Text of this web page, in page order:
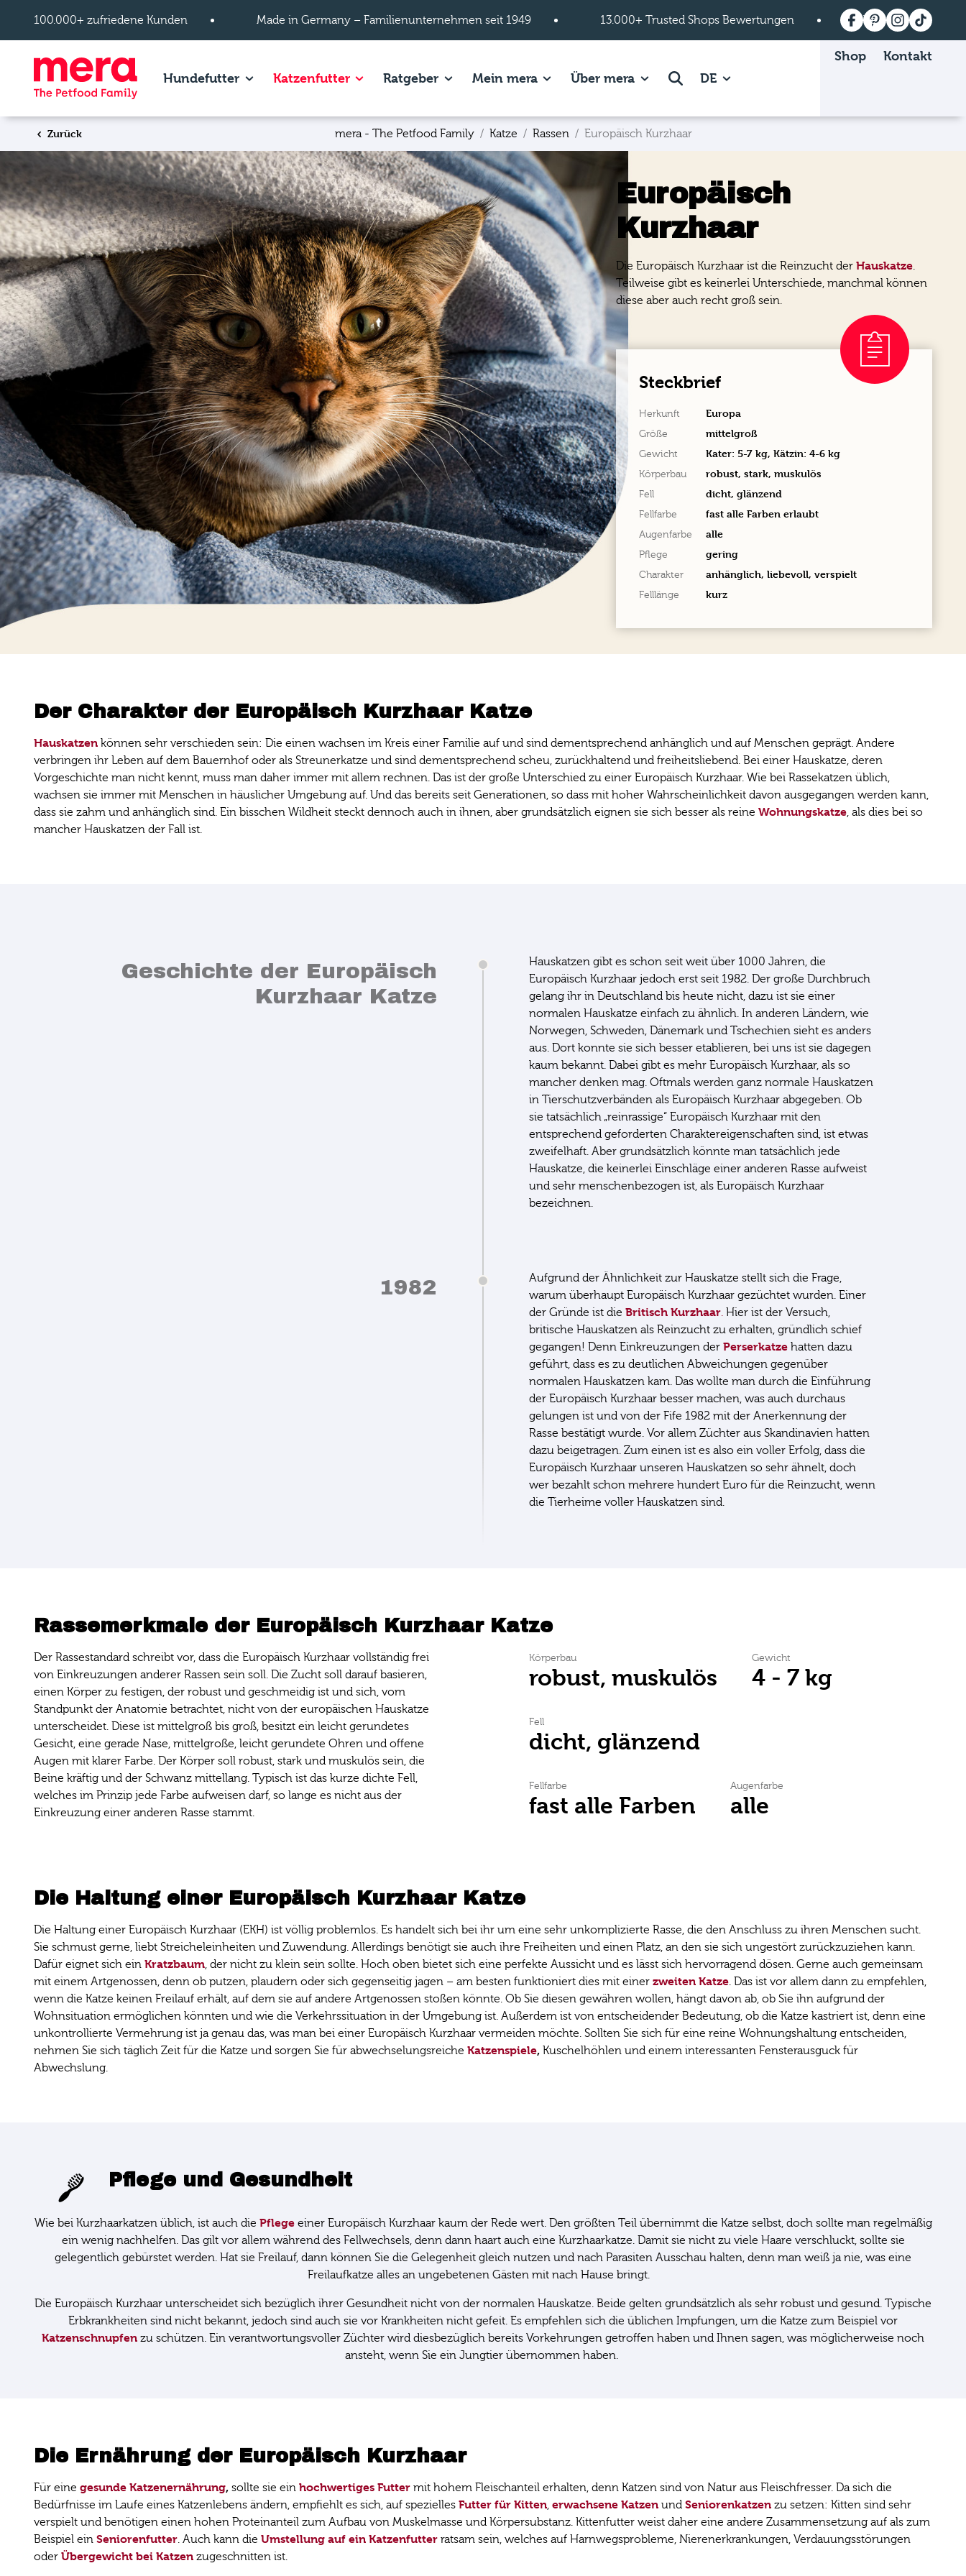
100.000+ zufriedene Kunden
Made in Germany – Familienunternehmen seit 1949 13.000+ Trusted Shops Bewertungen Versandkostenfrei
HundefutterShow subpages of Hundefutter page.
KatzenfutterShow subpages of Katzenfutter page.
RatgeberShow subpages of Ratgeber page.
Mein meraShow subpages of Mein mera page.
Über meraShow subpages of Über mera page.
Suche DE
Shop Kontakt
Zurück mera - The Petfood Family Katze Rassen Europäisch Kurzhaar
Europäisch
Kurzhaar
Die Europäisch Kurzhaar ist die Reinzucht der Hauskatze
Teilweise gibt es keinerlei Unterschiede, manchmal können
diese aber auch recht groß sein.
Steckbrief
Herkunft Europa
Größe mittelgroß
Gewicht Kater: 5-7 kg, Kätzin: 4-6 kg
Körperbau robust, stark, muskulös
Fell dicht, glänzend
Fellfarbe fast alle Farben erlaubt
Augenfarbe alle
Pflege gering
Charakter anhänglich, liebevoll, verspielt
Felllänge kurz
Der Charakter der Europäisch Kurzhaar Katze
Hauskatzen können sehr verschieden sein: Die einen wachsen im Kreis einer Familie auf und sind dementsprechend anhänglich und auf Menschen geprägt. Andere
verbringen ihr Leben auf dem Bauernhof oder als Streunerkatze und sind dementsprechend scheu, zurückhaltend und freiheitsliebend. Bei einer Hauskatze, deren
Vorgeschichte man nicht kennt, muss man daher immer mit allem rechnen. Das ist der große Unterschied zu einer Europäisch Kurzhaar. Wie bei Rassekatzen üblich,
wachsen sie immer mit Menschen in häuslicher Umgebung auf. Und das bereits seit Generationen, so dass mit hoher Wahrscheinlichkeit davon ausgegangen werden kann,
dass sie zahm und anhänglich sind. Ein bisschen Wildheit steckt dennoch auch in ihnen, aber grundsätzlich eignen sie sich besser als reine Wohnungskatze , als dies bei so
mancher Hauskatzen der Fall ist.
Geschichte der Europäisch
Kurzhaar Katze
Hauskatzen gibt es schon seit weit über 1000 Jahren, die
Europäisch Kurzhaar jedoch erst seit 1982. Der große Durchbruch
gelang ihr in Deutschland bis heute nicht, dazu ist sie einer
normalen Hauskatze einfach zu ähnlich. In anderen Ländern, wie
Norwegen, Schweden, Dänemark und Tschechien sieht es anders
aus. Dort konnte sie sich besser etablieren, bei uns ist sie dagegen
kaum bekannt. Dabei gibt es mehr Europäisch Kurzhaar, als so
mancher denken mag. Oftmals werden ganz normale Hauskatzen
in Tierschutzverbänden als Europäisch Kurzhaar abgegeben. Ob
sie tatsächlich „reinrassige“ Europäisch Kurzhaar mit den
entsprechend geforderten Charaktereigenschaften sind, ist etwas
zweifelhaft. Aber grundsätzlich könnte man tatsächlich jede
Hauskatze, die keinerlei Einschläge einer anderen Rasse aufweist
und sehr menschenbezogen ist, als Europäisch Kurzhaar
bezeichnen.
1982
Aufgrund der Ähnlichkeit zur Hauskatze stellt sich die Frage,
warum überhaupt Europäisch Kurzhaar gezüchtet wurden. Einer
der Gründe ist die Britisch Kurzhaar Hier ist der Versuch,
britische Hauskatzen als Reinzucht zu erhalten, gründlich schief
gegangen! Denn Einkreuzungen der Perserkatze hatten dazu
geführt, dass es zu deutlichen Abweichungen gegenüber
normalen Hauskatzen kam. Das wollte man durch die Einführung
der Europäisch Kurzhaar besser machen, was auch durchaus
gelungen ist und von der Fife 1982 mit der Anerkennung der
Rasse bestätigt wurde. Vor allem Züchter aus Skandinavien hatten
dazu beigetragen. Zum einen ist es also ein voller Erfolg, dass die
Europäisch Kurzhaar unseren Hauskatzen so sehr ähnelt, doch
wer bezahlt schon mehrere hundert Euro für die Reinzucht, wenn
die Tierheime voller Hauskatzen sind.
Rassemerkmale der Europäisch Kurzhaar Katze
Der Rassestandard schreibt vor, dass die Europäisch Kurzhaar vollständig frei
von Einkreuzungen anderer Rassen sein soll. Die Zucht soll darauf basieren,
einen Körper zu festigen, der robust und geschmeidig ist und sich, vom
Standpunkt der Anatomie betrachtet, nicht von der europäischen Hauskatze
unterscheidet. Diese ist mittelgroß bis groß, besitzt ein leicht gerundetes
Gesicht, eine gerade Nase, mittelgroße, leicht gerundete Ohren und offene
Augen mit klarer Farbe. Der Körper soll robust, stark und muskulös sein, die
Beine kräftig und der Schwanz mittellang. Typisch ist das kurze dichte Fell,
welches im Prinzip jede Farbe aufweisen darf, so lange es nicht aus der
Einkreuzung einer anderen Rasse stammt.
Körperbau
robust, muskulös
Gewicht
4 - 7 kg
Fell
dicht, glänzend
Fellfarbe
fast alle Farben
Augenfarbe
alle
Die Haltung einer Europäisch Kurzhaar Katze
Die Haltung einer Europäisch Kurzhaar (EKH) ist völlig problemlos. Es handelt sich bei ihr um eine sehr unkomplizierte Rasse, die den Anschluss zu ihren Menschen sucht.
Sie schmust gerne, liebt Streicheleinheiten und Zuwendung. Allerdings benötigt sie auch ihre Freiheiten und einen Platz, an den sie sich ungestört zurückzuziehen kann.
Dafür eignet sich ein Kratzbaum , der nicht zu klein sein sollte. Hoch oben bietet sich eine perfekte Aussicht und es lässt sich hervorragend dösen. Gerne auch gemeinsam
mit einem Artgenossen, denn ob putzen, plaudern oder sich gegenseitig jagen – am besten funktioniert dies mit einer zweiten Katze . Das ist vor allem dann zu empfehlen,
wenn die Katze keinen Freilauf erhält, auf dem sie auf andere Artgenossen stoßen könnte. Ob Sie diesen gewähren wollen, hängt davon ab, ob Sie ihn aufgrund der
Wohnsituation ermöglichen könnten und wie die Verkehrssituation in der Umgebung ist. Außerdem ist von entscheidender Bedeutung, ob die Katze kastriert ist, denn eine
unkontrollierte Vermehrung ist ja genau das, was man bei einer Europäisch Kurzhaar vermeiden möchte. Sollten Sie sich für eine reine Wohnungshaltung entscheiden,
nehmen Sie sich täglich Zeit für die Katze und sorgen Sie für abwechselungsreiche Katzenspiele, Kuschelhöhlen und einem interessanten Fensterausguck für
Abwechslung.
Pflege und Gesundheit
Wie bei Kurzhaarkatzen üblich, ist auch die Pflegeeiner Europäisch Kurzhaar kaum der Rede wert. Den größten Teil übernimmt die Katze selbst, doch sollte man regelmäßig
ein wenig nachhelfen. Das gilt vor allem während des Fellwechsels, denn dann haart auch eine Kurzhaarkatze. Damit sie nicht zu viele Haare verschluckt, sollte sie
gelegentlich gebürstet werden. Hat sie Freilauf, dann können Sie die Gelegenheit gleich nutzen und nach Parasiten Ausschau halten, denn man weiß ja nie, was eine
Freilaufkatze alles an ungebetenen Gästen mit nach Hause bringt.
Die Europäisch Kurzhaar unterscheidet sich bezüglich ihrer Gesundheit nicht von der normalen Hauskatze. Beide gelten grundsätzlich als sehr robust und gesund. Typische
Erbkrankheiten sind nicht bekannt, jedoch sind auch sie vor Krankheiten nicht gefeit. Es empfehlen sich die üblichen Impfungen, um die Katze zum Beispiel vor
Katzenschnupfen zu schützen. Ein verantwortungsvoller Züchter wird diesbezüglich bereits Vorkehrungen getroffen haben und Ihnen sagen, was möglicherweise noch
ansteht, wenn Sie ein Jungtier übernommen haben.
Die Ernährung der Europäisch Kurzhaar
Für eine gesunde Katzenernährung, sollte sie ein hochwertiges Futter mit hohem Fleischanteil erhalten, denn Katzen sind von Natur aus Fleischfresser. Da sich die
Bedürfnisse im Laufe eines Katzenlebens ändern, empfiehlt es sich, auf spezielles Futter für Kitten erwachsene Katzen und Seniorenkatzen zu setzen: Kitten sind sehr
verspielt und benötigen einen hohen Proteinanteil zum Aufbau von Muskelmasse und Körpersubstanz. Kittenfutter weist daher eine andere Zusammensetzung auf als zum
Beispiel ein Seniorenfutter . Auch kann die Umstellung auf ein Katzenfutter ratsam sein, welches auf Harnwegsprobleme, Nierenerkrankungen, Verdauungsstörungen
oder Übergewicht bei Katzen zugeschnitten ist.